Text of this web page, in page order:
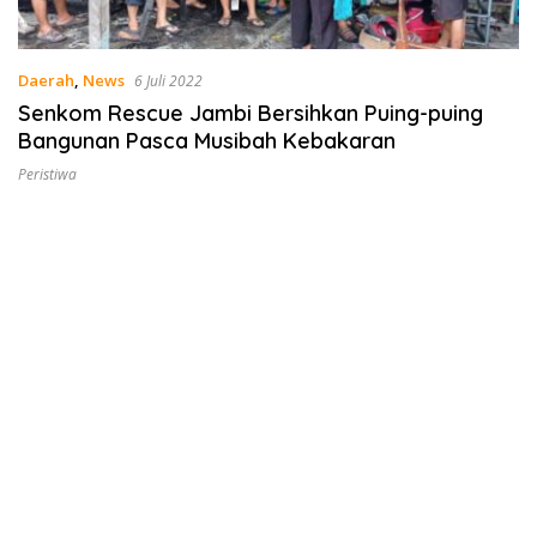
Daerah, News 6 Juli 2022
Senkom Rescue Jambi Bersihkan Puing-puing
Bangunan Pasca Musibah Kebakaran
Peristiwa